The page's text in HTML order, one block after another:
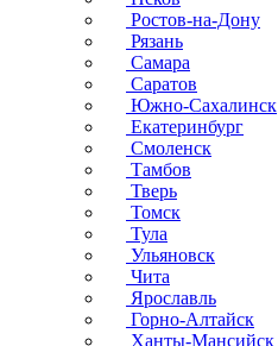
Ростов-на-Дону
Рязань
Самара
Саратов
Южно-Сахалинск
Екатеринбург
Смоленск
Тамбов
Тверь
Томск
Тула
Ульяновск
Чита
Ярославль
Горно-Алтайск
Ханты-Мансийск